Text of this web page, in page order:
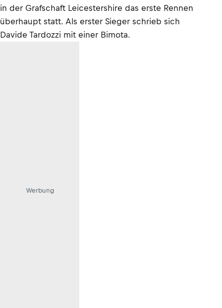
in der Grafschaft Leicestershire das erste Rennen
überhaupt statt. Als erster Sieger schrieb sich
Davide Tardozzi mit einer Bimota.
Werbung